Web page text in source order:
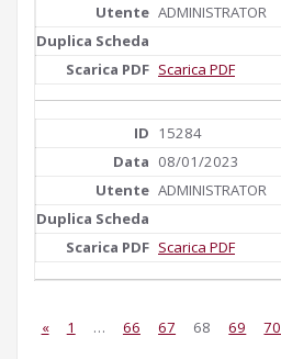
ADMINISTRATOR
Scarica PDF
15284
08/01/2023
ADMINISTRATOR
Scarica PDF
« 1 … 66 67 68 69 70